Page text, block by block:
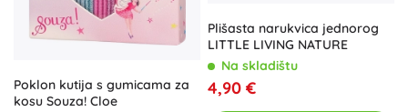
Poklon kutija s gumicama za
kosu Souza! Cloe
Plišasta narukvica jednorog
LITTLE LIVING NATURE
Na skladištu
4,90 €